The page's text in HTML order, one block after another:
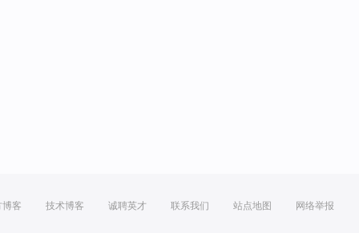
博客 技术博客 诚聘英才 联系我们 站点地图 网络举报